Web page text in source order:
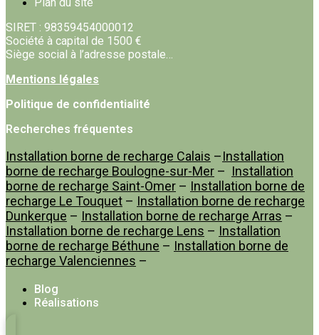
Plan du site
SIRET : 98359454000012
Société à capital de 1500 €
Siège social à l’adresse postale…
Mentions légales
Politique de confidentialité
Recherches fréquentes
Installation borne de recharge Calais –Installation
borne de recharge Boulogne-sur-Mer – Installation
borne de recharge Saint-Omer – Installation borne de
recharge Le Touquet – Installation borne de recharge
Dunkerque – Installation borne de recharge Arras –
Installation borne de recharge Lens – Installation
borne de recharge Béthune – Installation borne de
recharge Valenciennes –
Blog
Réalisations